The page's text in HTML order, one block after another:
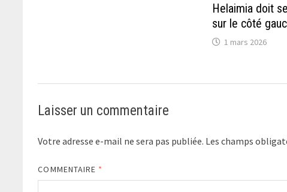
Helaimia doit
sur le côté
1 mars 2026
Laisser un commentaire
Votre adresse e-mail ne sera pas publiée. Les champs
COMMENTAIRE *